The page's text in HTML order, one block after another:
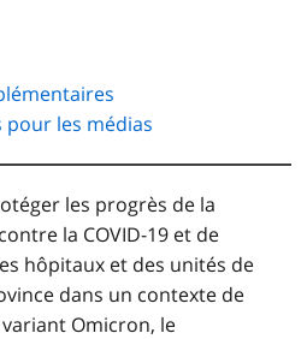
pour les médias
les progrès de la
la COVID-19 et de
hôpitaux et des unités de
dans un contexte de
Omicron, le